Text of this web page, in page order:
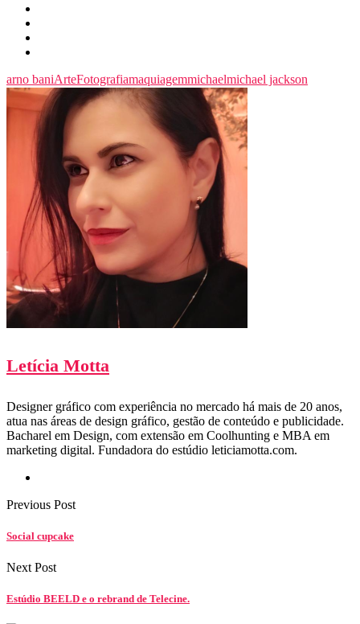
arno baniArteFotografiamaquiagemmichaelmichael jackson
Letícia Motta
Designer gráfico com experiência no mercado há mais de 20 anos,
atua nas áreas de design gráfico, gestão de conteúdo e publicidade.
Bacharel em Design, com extensão em Coolhunting e MBA em
marketing digital. Fundadora do estúdio leticiamotta.com.
Previous Post
Social cupcake
Next Post
Estúdio BEELD e o rebrand de Telecine.